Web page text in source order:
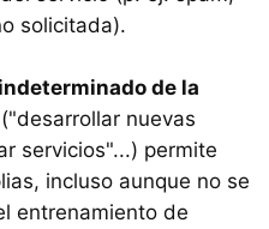
solicitada).
de la
("desarrollar nuevas
servicios"...) permite
incluso aunque no se
entrenamiento de